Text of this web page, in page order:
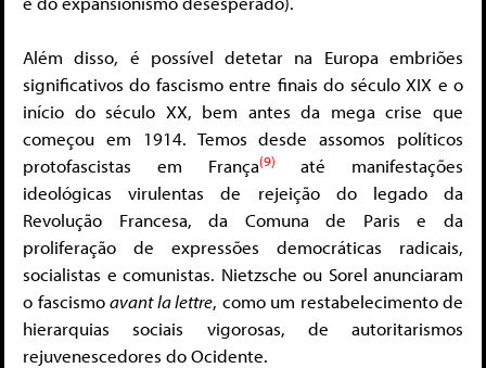
Além disso, é possível detetar na Europa embriões
significativos do fascismo entre finais do século XIX e o
início do século XX, bem antes da mega crise que
começou em 1914. Temos desde assomos políticos
protofascistas em França(9)
até manifestações
ideológicas virulentas de rejeição do legado da
Revolução Francesa, da Comuna de Paris e da
proliferação de expressões democráticas radicais,
socialistas e comunistas. Nietzsche ou Sorel anunciaram
o fascismoavant la lettre, como um restabelecimento de
hierarquias sociais vigorosas, de autoritarismos
rejuvenescedores do Ocidente.